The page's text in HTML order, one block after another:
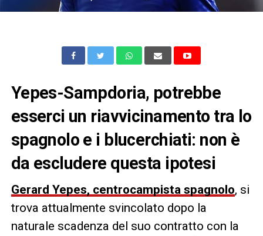
Yepes-Sampdoria, potrebbe
esserci un riavvicinamento tra lo
spagnolo e i blucerchiati: non è
da escludere questa ipotesi
Gerard Yepes, centrocampista spagnolo, si
trova attualmente svincolato dopo la
naturale scadenza del suo contratto con la